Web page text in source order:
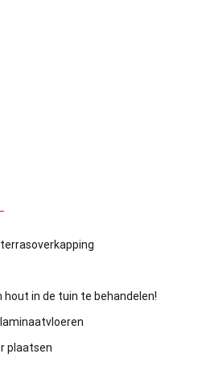
in de tuin te behandelen!
plaatsen